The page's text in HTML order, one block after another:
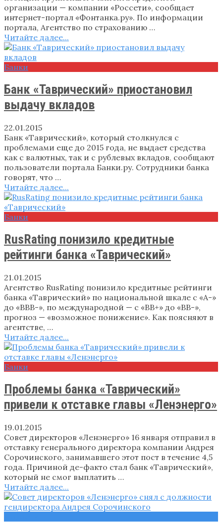
организации — компании «Россети», сообщает
интернет-портал «Фонтанка.ру». По информации
портала, Агентство по страхованию …
Читайте далее...
Банки
Банк «Таврический» приостановил
выдачу вкладов
22.01.2015
Банк «Таврический», который столкнулся с
проблемами еще до 2015 года, не выдает средства
как с валютных, так и с рублевых вкладов, сообщают
пользователи портала Банки.ру. Сотрудники банка
говорят, что …
Читайте далее...
Банки
RusRating понизило кредитные
рейтинги банка «Таврический»
21.01.2015
Агентство RusRating понизило кредитные рейтинги
банка «Таврический» по национальной шкале с «А-»
до «ВВВ-», по международной — с «ВВ+» до «ВВ-»,
прогноз — «возможное понижение». Как поясняют в
агентстве, …
Читайте далее...
Банки
Проблемы банка «Таврический»
привели к отставке главы «Ленэнерго»
19.01.2015
Совет директоров «Ленэнерго» 16 января отправил в
отставку генерального директора компании Андрея
Сорочинского, занимавшего этот пост в течение 4,5
года. Причиной де-факто стал банк «Таврический»,
который не смог выплатить …
Читайте далее...